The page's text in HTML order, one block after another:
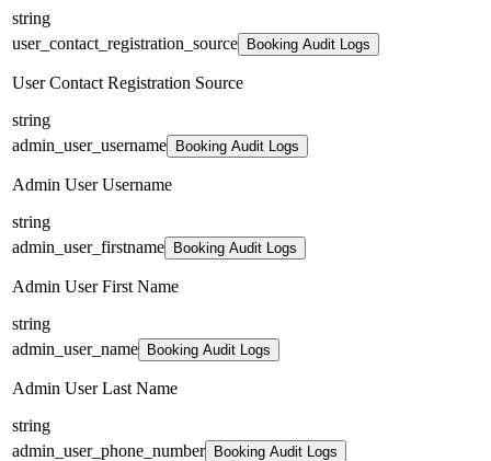
string
user_contact_registration_source
Booking Audit Logs
User Contact Registration Source
string
admin_user_username
Booking Audit Logs
Admin User Username
string
admin_user_firstname
Booking Audit Logs
Admin User First Name
string
admin_user_name
Booking Audit Logs
Admin User Last Name
string
admin_user_phone_number
Booking Audit Logs